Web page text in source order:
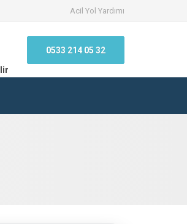
Acil Yol Yardımı
0533 214 05 32